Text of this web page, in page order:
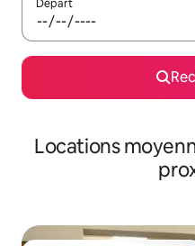
Départ
Locations